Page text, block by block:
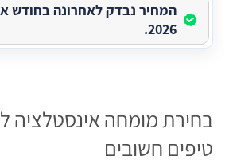
המחיר נבדק לאחרונה בחודש
2026.
בחירת מומחה אינסטלציה
טיפים חשובים